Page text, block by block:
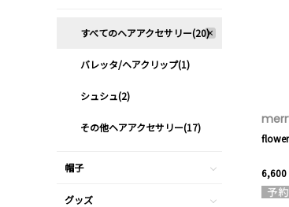
6,600
すべてのヘアアクセサリー(20)
バレッタ/ヘアクリップ(1)
シュシュ(2)
その他ヘアアクセサリー(17)
帽子
グッズ